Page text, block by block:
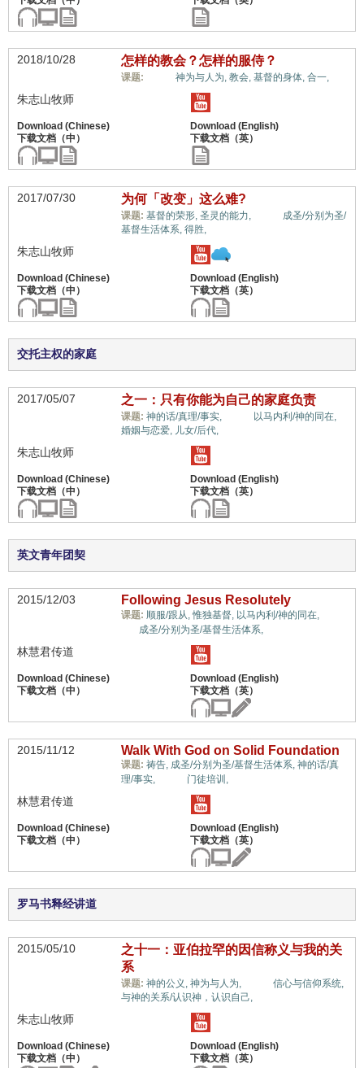
2018/10/28 怎样的教会？怎样的服侍？
课题: 神为与人为, 教会, 基督的身体, 合一,
朱志山牧师
2017/07/30 为何「改变」这么难?
课题: 基督的荣形, 圣灵的能力,
成圣/分别为圣/
基督生活体系, 得胜,
朱志山牧师
交托主权的家庭
2017/05/07 之一：只有你能为自己的家庭负责
课题: 神的话/真理/事实,
以马内利/神的同在,
婚姻与恋爱, 儿女/后代,
朱志山牧师
英文青年团契
2015/12/03 Following Jesus Resolutely
课题: 顺服/跟从,惟独基督, 以马内利/神的同在,
成圣/分别为圣/基督生活体系,
林慧君传道
2015/11/12 Walk With God on Solid Foundation
课题: 祷告, 成圣/分别为圣/基督生活体系, 神的话/真
理/事实,
门徒培训,
林慧君传道
罗马书释经讲道
2015/05/10
之十一：亚伯拉罕的因信称义与我的关
系
课题: 神的公义, 神为与人为,
信心与信仰系统,
与神的关系/认识神，认识自己,
朱志山牧师